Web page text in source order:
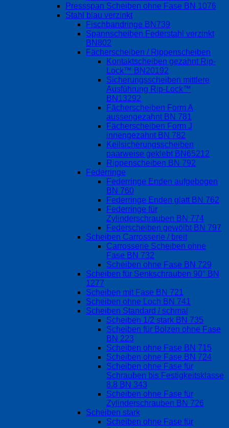
Pressspan Scheiben ohne Fase BN 1076
Stahl blau verzinkt
Fischbandringe BN739
Spannscheiben Federstahl verzinkt
BN802
Fächerscheiben / Rippenscheiben
Kontaktscheiben gezahnt Rip-
Lock™ BN20192
Sicherungsscheiben mittlere
Ausführung Rip-Lock™
BN13292
Fächerscheiben Form A
aussengezahnt BN 781
Fächerscheiben Form J
innengezahnt BN 782
Keilsicherungsscheiben
paarweise geklebt BN65212
Rippenscheiben BN 792
Federringe
Federringe Enden aufgebogen
BN 760
Federringe Enden glatt BN 762
Federringe für
Zylinderschrauben BN 774
Federscheiben gewölbt BN 797
Scheiben Carrosserie / breit
Carrosserie Scheiben ohne
Fase BN 732
Scheiben ohne Fase BN 729
Scheiben für Senkschrauben 90° BN
1277
Scheiben mit Fase BN 721
Scheiben ohne Loch BN 741
Scheiben Standard / schmal
Scheiben 1/2 stark BN 735
Scheiben für Bolzen ohne Fase
BN 223
Scheiben ohne Fase BN 715
Scheiben ohne Fase BN 724
Scheiben ohne Fase für
Schrauben bis Festigkeitsklasse
8.8 BN 343
Scheiben ohne Fase für
Zylinderschrauben BN 726
Scheiben stark
Scheiben ohne Fase für